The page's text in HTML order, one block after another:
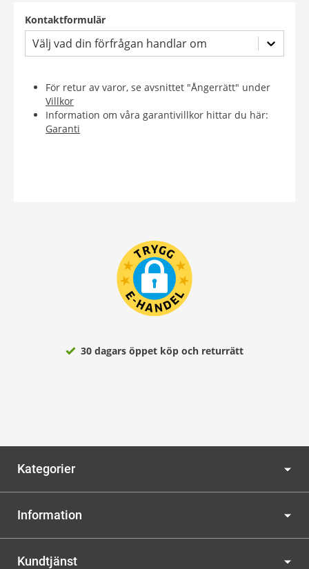
Kontaktformulär
Välj vad din förfrågan handlar om
För retur av varor, se avsnittet "Ångerrätt" under
Villkor
Information om våra garantivillkor hittar du här:
Garanti
30 dagars öppet köp och returrätt
Kategorier
Information
Kundtjänst